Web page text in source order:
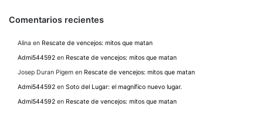
Comentarios recientes
Alina en Rescate de vencejos: mitos que matan
Admi544592 en Rescate de vencejos: mitos que matan
Josep Duran Pigem en Rescate de vencejos: mitos que matan
Admi544592 en Soto del Lugar: el magnífico nuevo lugar.
Admi544592 en Rescate de vencejos: mitos que matan